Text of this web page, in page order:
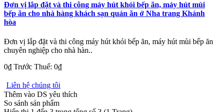
Đơn vị lắp đặt và thi công máy hút khói bếp ăn, máy hút mùi
bếp ăn cho nhà hàng khách sạn quán ăn ở Nha trang Khánh
hòa
Đơn vị lắp đặt và thi công máy hút khói bếp ăn, máy hút mùi bếp ăn
chuyên nghiệp cho nhà hàn..
0₫ Trước Thuế: 0₫
Liên hệ chúng tôi
Thêm vào DS yêu thích
So sánh sản phẩm